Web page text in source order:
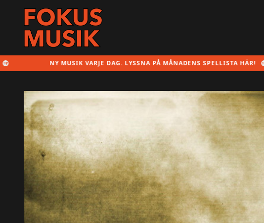
NY MUSIK VARJE DAG. LYSSNA PÅ MÅNADENS SPELLISTA HÄR!